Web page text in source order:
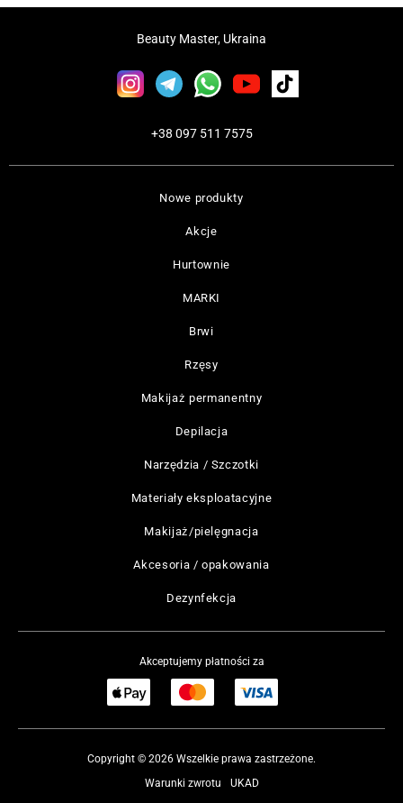
Nowe produkty
Akcje
Hurtownie
MARKI
Brwi
Rzęsy
Makijaż permanentny
Depilacja
Narzędzia / Szczotki
Materiały eksploatacyjne
Makijaż/pielęgnacja
Akcesoria / opakowania
Dezynfekcja
Beauty Master, Ukraina
+38 097 511 7575
Akceptujemy płatności za
Copyright © 2026 Wszelkie prawa zastrzeżone.
UKAD
Warunki zwrotu